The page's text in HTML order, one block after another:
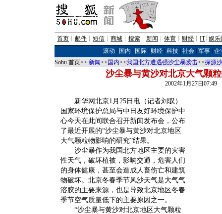
首页 ┊ 邮件 ┊ 短信 ┊ 商城 ┊ 搜索 ┊ 新闻 ┊ 体育 ┊ 财经 ┊ IT┊ 娱乐
滚动
国内 国际| 财经| 科技| 社会| 军事| 企
Sohu 首页>> 新闻>> 国内>>我国北方遭遇强沙尘暴袭击>>探源
沙尘暴与黄沙对北京大气颗
2002年1月27日
新华网北京1月25日电（记者刘驭）
国家环境保护总局与中日友好环境保护中
心今天在此间联合召开新闻发布会，公布
了最近开展的“沙尘暴与黄沙对北京地区
大气颗粒物影响的研究”结果。
沙尘暴作为我国北方地区主要的灾害
性天气，破坏植被，影响交通，危害人们
的身体健康，甚至会造成人畜伤亡和建筑
物破坏。北京冬春季节风沙天气是大气气
溶胶的主要来源，也是导致北京地区冬春
季节空气质量低下的主要原因之一。
“沙尘暴与黄沙对北京地区大气颗粒